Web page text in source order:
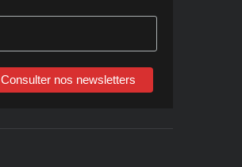
Consulter nos newsletters